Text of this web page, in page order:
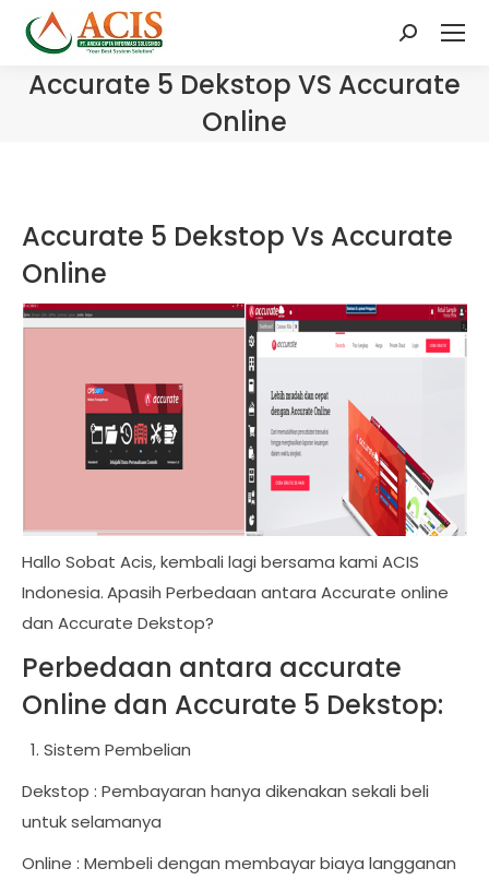
Search:
Accurate 5 Dekstop VS Accurate
Online
Accurate 5 Dekstop Vs Accurate
Online
Hallo Sobat Acis, kembali lagi bersama kami ACIS
Indonesia.Apasih Perbedaan antara Accurate online
dan Accurate Dekstop?
Perbedaan antara accurate
Online dan Accurate 5 Dekstop:
Sistem Pembelian
Dekstop : Pembayaran hanya dikenakan sekali beli
untuk selamanya
Online : Membeli dengan membayar biaya langganan